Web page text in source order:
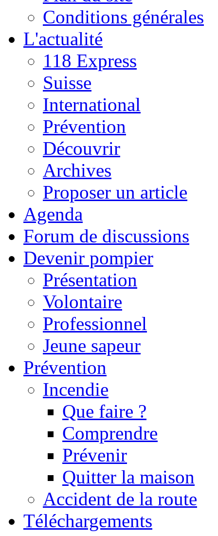
Conditions générales
L'actualité
118 Express
Suisse
International
Prévention
Découvrir
Archives
Proposer un article
Agenda
Forum de discussions
Devenir pompier
Présentation
Volontaire
Professionnel
Jeune sapeur
Prévention
Incendie
Que faire ?
Comprendre
Prévenir
Quitter la maison
Accident de la route
Téléchargements